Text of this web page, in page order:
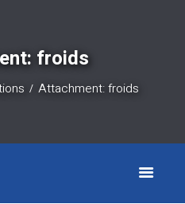
froids
Attachment: froids